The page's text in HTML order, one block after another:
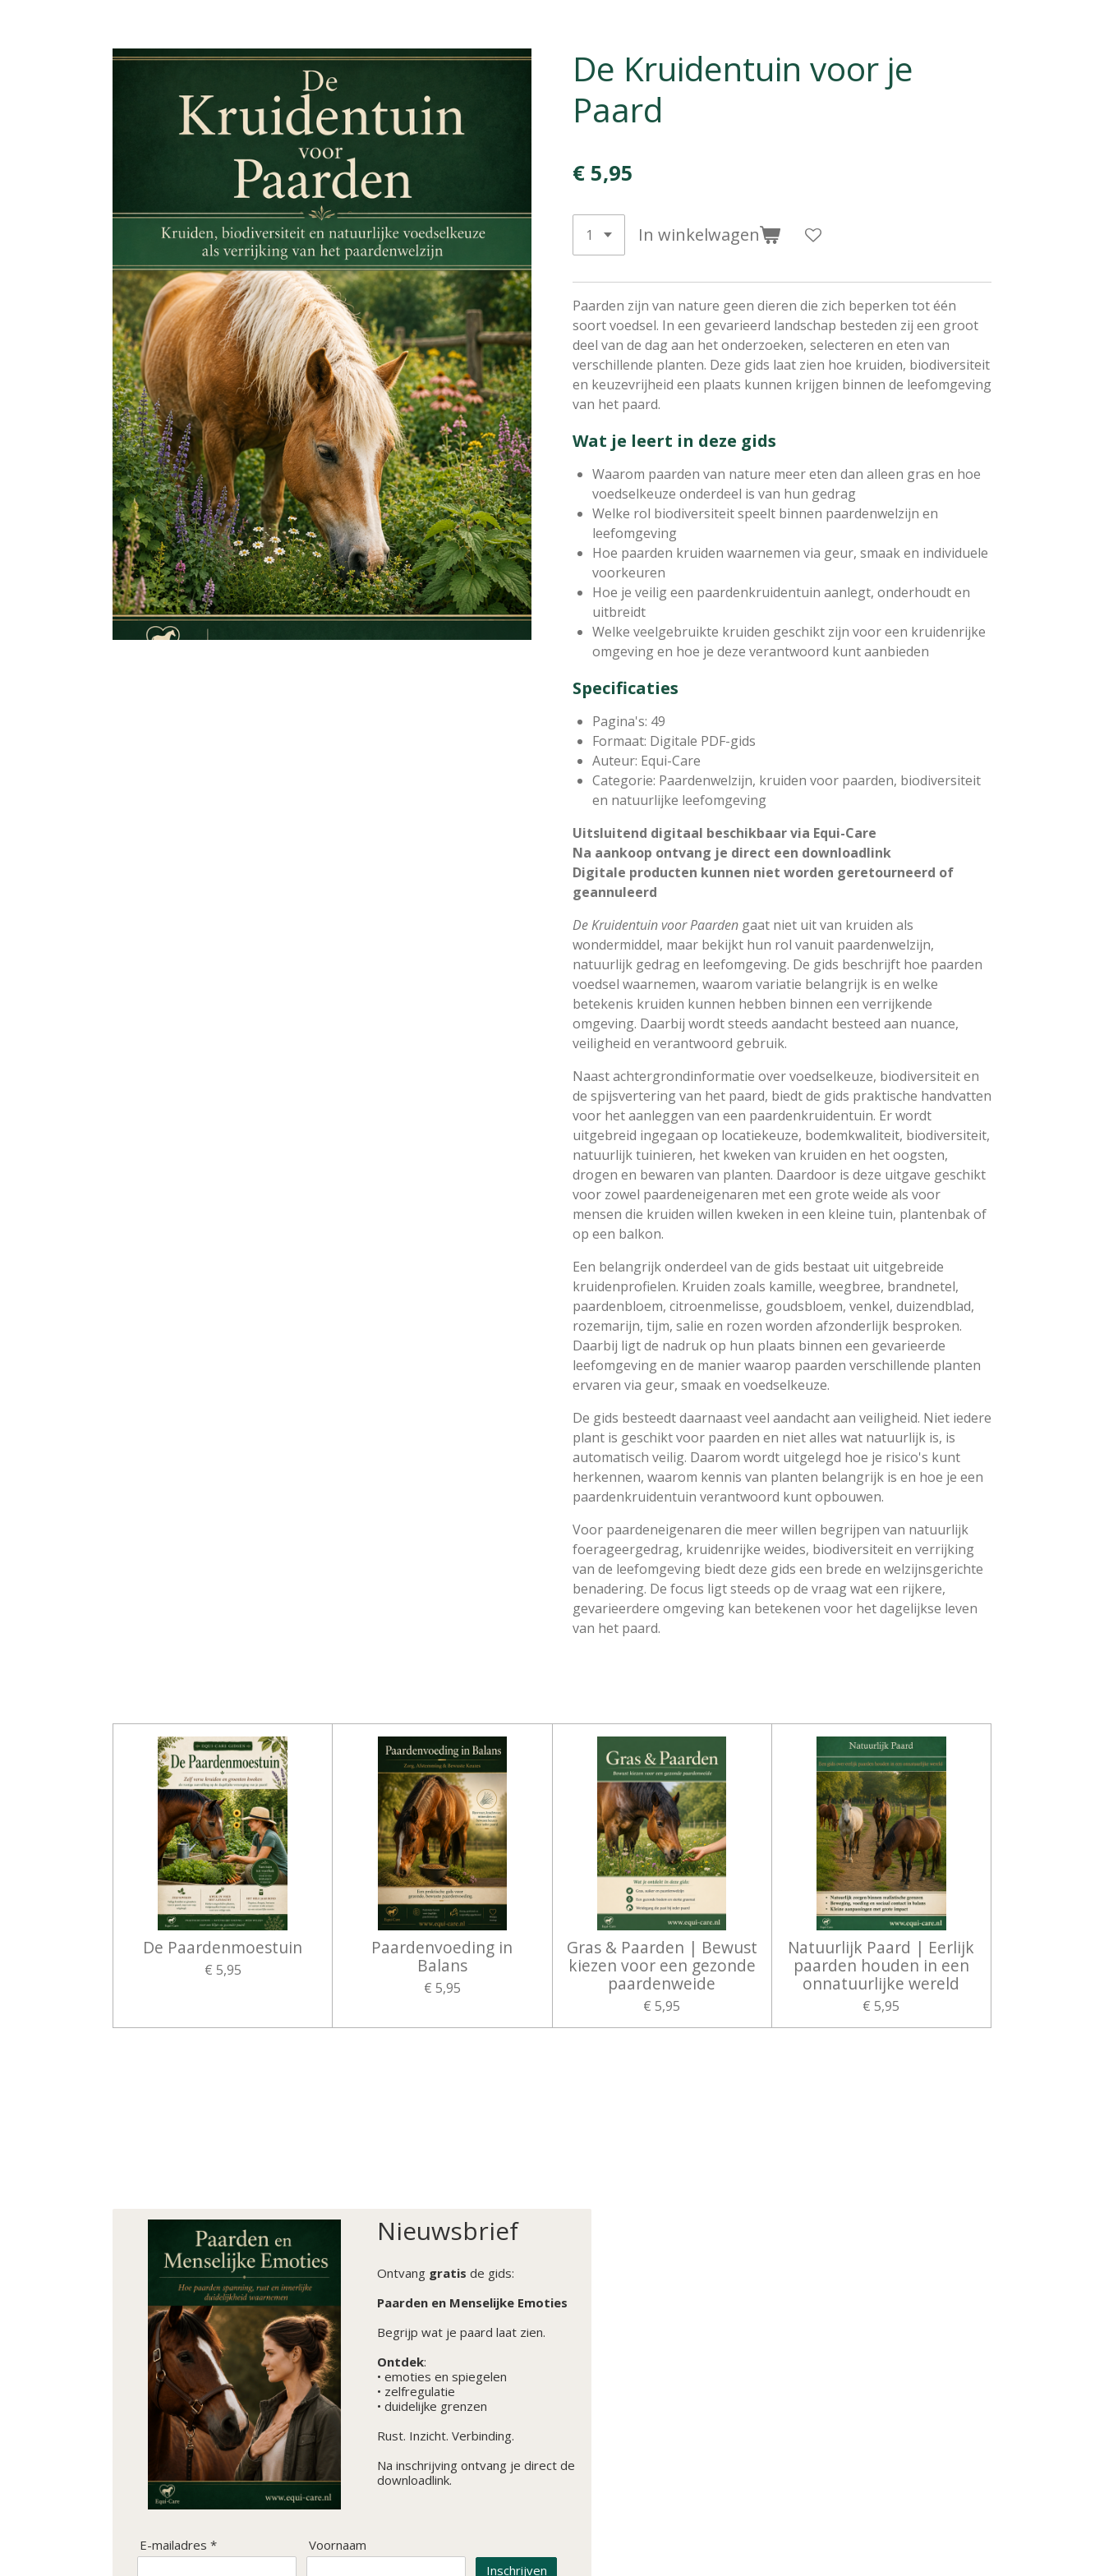
De Kruidentuin voor je
Paard
€ 5,95
In winkelwagen
Paarden zijn van nature geen dieren die zich beperken tot één
soort voedsel. In een gevarieerd landschap besteden zij een groot
deel van de dag aan het onderzoeken, selecteren en eten van
verschillende planten. Deze gids laat zien hoe kruiden, biodiversiteit
en keuzevrijheid een plaats kunnen krijgen binnen de leefomgeving
van het paard.
Wat je leert in deze gids
Waarom paarden van nature meer eten dan alleen gras en hoe
voedselkeuze onderdeel is van hun gedrag
Welke rol biodiversiteit speelt binnen paardenwelzijn en
leefomgeving
Hoe paarden kruiden waarnemen via geur, smaak en individuele
voorkeuren
Hoe je veilig een paardenkruidentuin aanlegt, onderhoudt en
uitbreidt
Welke veelgebruikte kruiden geschikt zijn voor een kruidenrijke
omgeving en hoe je deze verantwoord kunt aanbieden
Specificaties
Pagina's: 49
Formaat: Digitale PDF-gids
Auteur: Equi-Care
Categorie: Paardenwelzijn, kruiden voor paarden, biodiversiteit
en natuurlijke leefomgeving
Uitsluitend digitaal beschikbaar via Equi-Care
Na aankoop ontvang je direct een downloadlink
Digitale producten kunnen niet worden geretourneerd of
geannuleerd
De Kruidentuin voor Paarden gaat niet uit van kruiden als
wondermiddel, maar bekijkt hun rol vanuit paardenwelzijn,
natuurlijk gedrag en leefomgeving. De gids beschrijft hoe paarden
voedsel waarnemen, waarom variatie belangrijk is en welke
betekenis kruiden kunnen hebben binnen een verrijkende
omgeving. Daarbij wordt steeds aandacht besteed aan nuance,
veiligheid en verantwoord gebruik.
Naast achtergrondinformatie over voedselkeuze, biodiversiteit en
de spijsvertering van het paard, biedt de gids praktische handvatten
voor het aanleggen van een paardenkruidentuin. Er wordt
uitgebreid ingegaan op locatiekeuze, bodemkwaliteit, biodiversiteit,
natuurlijk tuinieren, het kweken van kruiden en het oogsten,
drogen en bewaren van planten. Daardoor is deze uitgave geschikt
voor zowel paardeneigenaren met een grote weide als voor
mensen die kruiden willen kweken in een kleine tuin, plantenbak of
op een balkon.
Een belangrijk onderdeel van de gids bestaat uit uitgebreide
kruidenprofielen. Kruiden zoals kamille, weegbree, brandnetel,
paardenbloem, citroenmelisse, goudsbloem, venkel, duizendblad,
rozemarijn, tijm, salie en rozen worden afzonderlijk besproken.
Daarbij ligt de nadruk op hun plaats binnen een gevarieerde
leefomgeving en de manier waarop paarden verschillende planten
ervaren via geur, smaak en voedselkeuze.
De gids besteedt daarnaast veel aandacht aan veiligheid. Niet iedere
plant is geschikt voor paarden en niet alles wat natuurlijk is, is
automatisch veilig. Daarom wordt uitgelegd hoe je risico's kunt
herkennen, waarom kennis van planten belangrijk is en hoe je een
paardenkruidentuin verantwoord kunt opbouwen.
Voor paardeneigenaren die meer willen begrijpen van natuurlijk
foerageergedrag, kruidenrijke weides, biodiversiteit en verrijking
van de leefomgeving biedt deze gids een brede en welzijnsgerichte
benadering. De focus ligt steeds op de vraag wat een rijkere,
gevarieerdere omgeving kan betekenen voor het dagelijkse leven
van het paard.
De Paardenmoestuin
€ 5,95
Paardenvoeding in
Balans
€ 5,95
Gras & Paarden | Bewust
kiezen voor een gezonde
paardenweide
€ 5,95
Natuurlijk Paard | Eerlijk
paarden houden in een
onnatuurlijke wereld
€ 5,95
Nieuwsbrief
Ontvang gratis de gids:
Paarden en Menselijke Emoties
Begrijp wat je paard laat zien.
Ontdek:
• emoties en spiegelen
• zelfregulatie
• duidelijke grenzen
Rust. Inzicht. Verbinding.
Na inschrijving ontvang je direct de
downloadlink.
E-mailadres *
Voornaam
Inschrijven